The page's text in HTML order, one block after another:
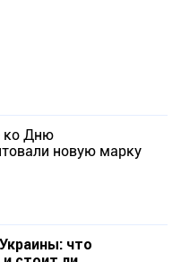
ко Дню
новую марку
что